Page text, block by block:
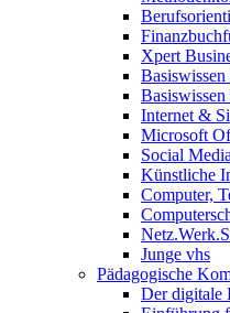
Xpert
Internet &
Microsoft
Social
Künstliche
Computer,
Junge vhs
Pädagogische
Der digitale